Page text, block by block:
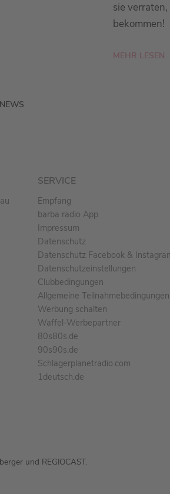
sie
bekommen!
MEHR LESEN
SERVICE
Empfang
barba radio App
Impressum
Datenschutz
Datenschutz Facebook &
Datenschutzeinstellungen
Clubbedingungen
Allgemeine Teilnahmebedingungen
Werbung schalten
Waffel-Werbepartner
80s80s.de
90s90s.de
Schlagerplanetradio.com
1deutsch.de
und REGIOCAST.